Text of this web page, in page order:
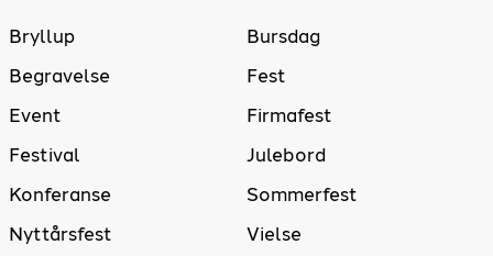
Bryllup
Bursdag
Begravelse
Fest
Event
Firmafest
Festival
Julebord
Konferanse
Sommerfest
Nyttårsfest
Vielse